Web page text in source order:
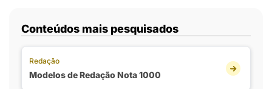
Conteúdos mais pesquisados
Redação
Modelos de Redação Nota 1000